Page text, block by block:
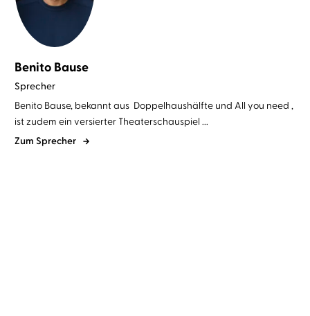
Benito Bause
Sprecher
Benito Bause, bekannt aus Doppelhaushälfte und All you need ,
ist zudem ein versierter Theaterschauspiel ...
Zum Sprecher